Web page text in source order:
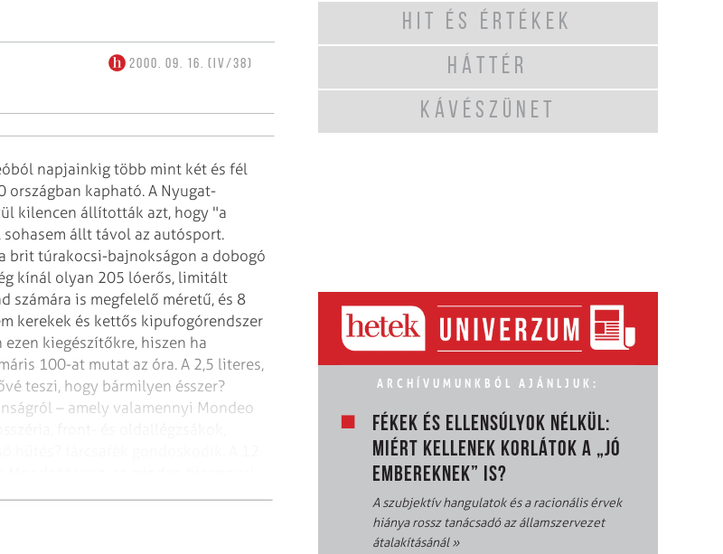
2000. 09. 16. (IV/38)
napjainkig több mint két és fél
országban kapható. A Nyugat-
kilencen állították azt, hogy "a
állt távol az autósport.
brit túrakocsi-bajnokságon a dobogó
kínál olyan 205 lóerős, limitált
számára is megfelelő méretű, és 8
kerekek és kettős kipufogórendszer
ezen kiegészítőkre, hiszen ha
100-at mutat az óra. A 2,5 literes,
teszi, hogy bármilyen ésszer?
– amely valamennyi Mondeo
HIT ÉS ÉRTÉKEK
HÁTTÉR
KÁVÉSZÜNET
ARCHÍVUMUNKBÓL AJÁNLJUK:
FÉKEK ÉS ELLENSÚLYOK NÉLKÜL:
MIÉRT KELLENEK KORLÁTOK A „JÓ
EMBEREKNEK” IS?
A szubjektív hangulatok és a racionális érvek
hiánya rossz tanácsadó az államszervezet
átalakításánál»